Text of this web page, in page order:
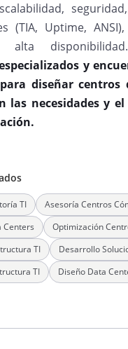
(TIA, Uptime,
alta
y
diseñar centros
las necesidades y
TI
Asesoría Centros
Centers
Optimización
TI
Desarrollo
TI
Diseño Data